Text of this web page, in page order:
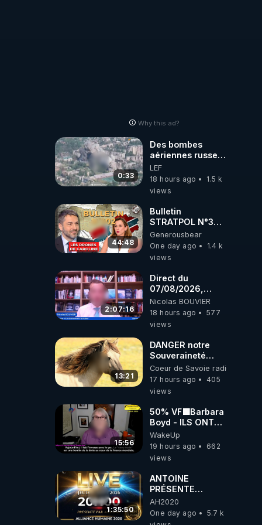
Why this ad?
0:33
Des bombes
aériennes russes
anéantissent les
centres de
contrôle de
brigades
ukrainienne
LEF
18 hours ago
1.5 k
views
44:48
Bulletin
STRATPOL N°302.
Armée des
drones, MS-21 en
série, missiles
07.08.2026.
Generousbear
One day ago
1.4 k
views
2:07:16
Direct du
07/08/2026,
présenté par
Nicolas BOUVIER
Nicolas BOUVIER
18 hours ago
577
views
13:21
DANGER notre
Souveraineté
Alimentaire est
attaqué...
Coeur de Savoie radioweb TV
17 hours ago
405
views
15:56
50% VF🟩Barbara
Boyd - ILS ONT
MENTI SUR TOUT
-Jocelyne
Traduction
WakeUp
19 hours ago
662
views
1:35:50
ANTOINE
PRÉSENTE
AH2020 LE LIVE
20H ***DU
06/08/2026***
AH2020
One day ago
5.7 k